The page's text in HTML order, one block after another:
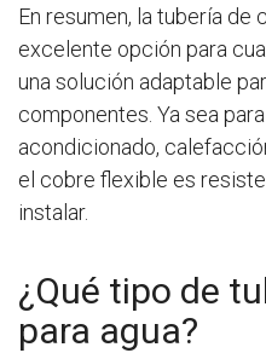
En resumen, la tubería de
excelente opción para
una solución adaptable
componentes. Ya sea
acondicionado,
el cobre flexible es
instalar.
¿Qué tipo de
para agua?